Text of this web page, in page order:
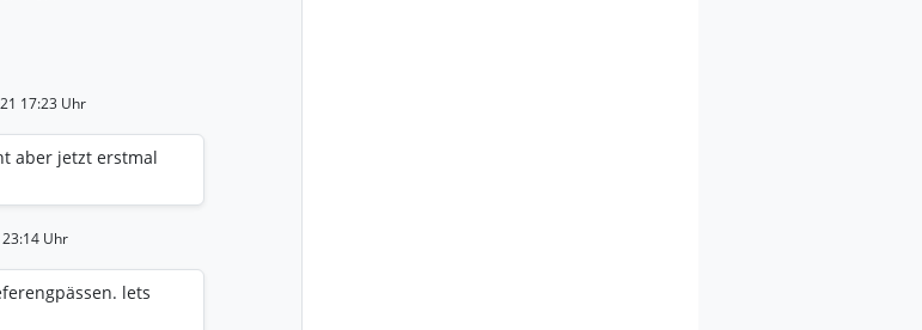
17:23 Uhr
aber jetzt erstmal
Uhr
lets